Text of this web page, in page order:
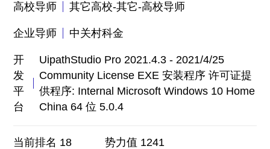
高校导师 其它高校-其它-高校导师
企业导师 中关村科金
开
发
平
台
UipathStudio Pro 2021.4.3 - 2021/4/25
Community License EXE 安装程序 许可证提
供程序: Internal Microsoft Windows 10 Home
China 64 位 5.0.4
当前排名 18 势力值 1241